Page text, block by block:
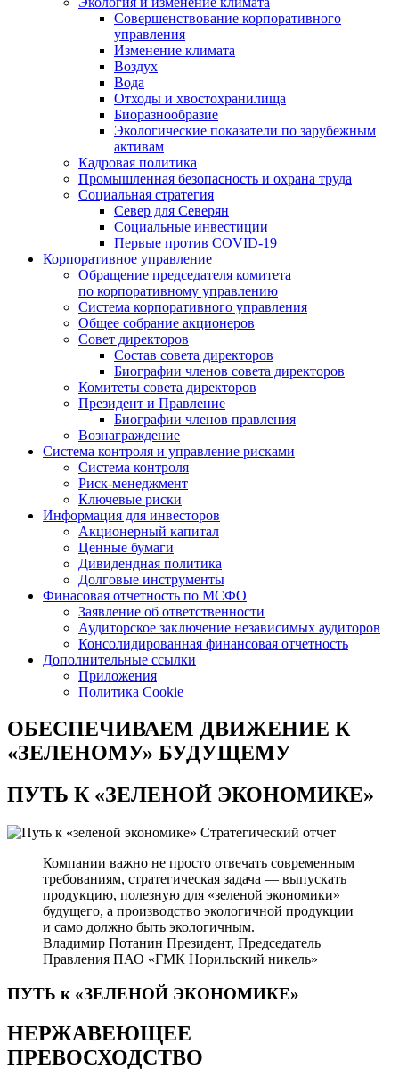
Совершенствование корпоративного
управления
Изменение климата
Воздух
Вода
Отходы и хвостохранилища
Биоразнообразие
Экологические показатели по зарубежным
активам
Кадровая политика
Промышленная безопасность и охрана труда
Социальная стратегия
Север для Северян
Социальные инвестиции
Первые против COVID‑19
Корпоративное управление
Обращение председателя комитета
по корпоративному управлению
Система корпоративного управления
Общее собрание акционеров
Совет директоров
Состав совета директоров
Биографии членов совета директоров
Комитеты совета директоров
Президент и Правление
Биографии членов правления
Вознаграждение
Система контроля и управление рисками
Система контроля
Риск-менеджмент
Ключевые риски
Информация для инвесторов
Акционерный капитал
Ценные бумаги
Дивидендная политика
Долговые инструменты
Финасовая отчетность по МСФО
Заявление об ответственности
Аудиторское заключение независимых аудиторов
Консолидированная финансовая отчетность
Дополнительные ссылки
Приложения
Политика Cookie
ОБЕСПЕЧИВАЕМ ДВИЖЕНИЕ К
«ЗЕЛЕНОМУ» БУДУЩЕМУ
ПУТЬ К«ЗЕЛЕНОЙ ЭКОНОМИКЕ»
Стратегический отчет
Компании важно не просто отвечать современным
требованиям, стратегическая задача — выпускать
продукцию, полезную для «зеленой экономики»
будущего, а производство экологичной продукции
и само должно быть экологичным.
Владимир Потанин Президент, Председатель
Правления ПАО «ГМК Норильский никель»
ПУТЬ к «ЗЕЛЕНОЙ ЭКОНОМИКЕ»
НЕРЖАВЕЮЩЕЕ
ПРЕВОСХОДСТВО